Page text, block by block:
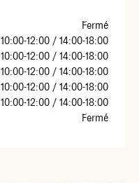
Fermé
10:00-12:00 / 14:00-18:00
10:00-12:00 / 14:00-18:00
10:00-12:00 / 14:00-18:00
10:00-12:00 / 14:00-18:00
10:00-12:00 / 14:00-18:00
Fermé